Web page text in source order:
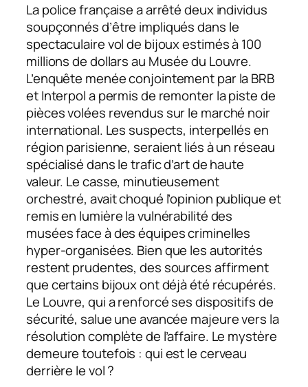
La police française a arrêté deux individus
soupçonnés d’être impliqués dans le
spectaculaire vol de bijoux estimés à 100
millions de dollars au Musée du Louvre.
L’enquête menée conjointement par la BRB
et Interpol a permis de remonter la piste de
pièces volées revendus sur le marché noir
international. Les suspects, interpellés en
région parisienne, seraient liés à un réseau
spécialisé dans le trafic d’art de haute
valeur. Le casse, minutieusement
orchestré, avait choqué l’opinion publique et
remis en lumière la vulnérabilité des
musées face à des équipes criminelles
hyper-organisées. Bien que les autorités
restent prudentes, des sources affirment
que certains bijoux ont déjà été récupérés.
Le Louvre, qui a renforcé ses dispositifs de
sécurité, salue une avancée majeure vers la
résolution complète de l’affaire. Le mystère
demeure toutefois : qui est le cerveau
derrière le vol ?